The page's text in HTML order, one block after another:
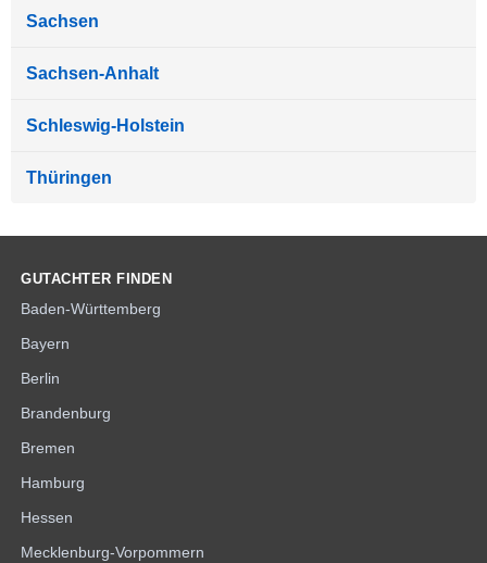
Sachsen
Sachsen-Anhalt
Schleswig-Holstein
Thüringen
GUTACHTER FINDEN
Baden-Württemberg
Bayern
Berlin
Brandenburg
Bremen
Hamburg
Hessen
Mecklenburg-Vorpommern